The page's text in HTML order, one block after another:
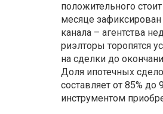
положительного
месяце зафиксирован
канала – агентства
риэлторы торопятся
на сделки до
Доля ипотечных
составляет от 85%
инструментом